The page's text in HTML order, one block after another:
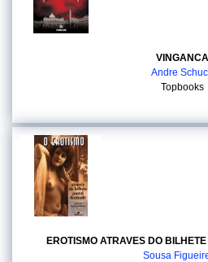
VINGANCA
Andre
Topbooks
EROTISMO ATRAVES DO
Sousa